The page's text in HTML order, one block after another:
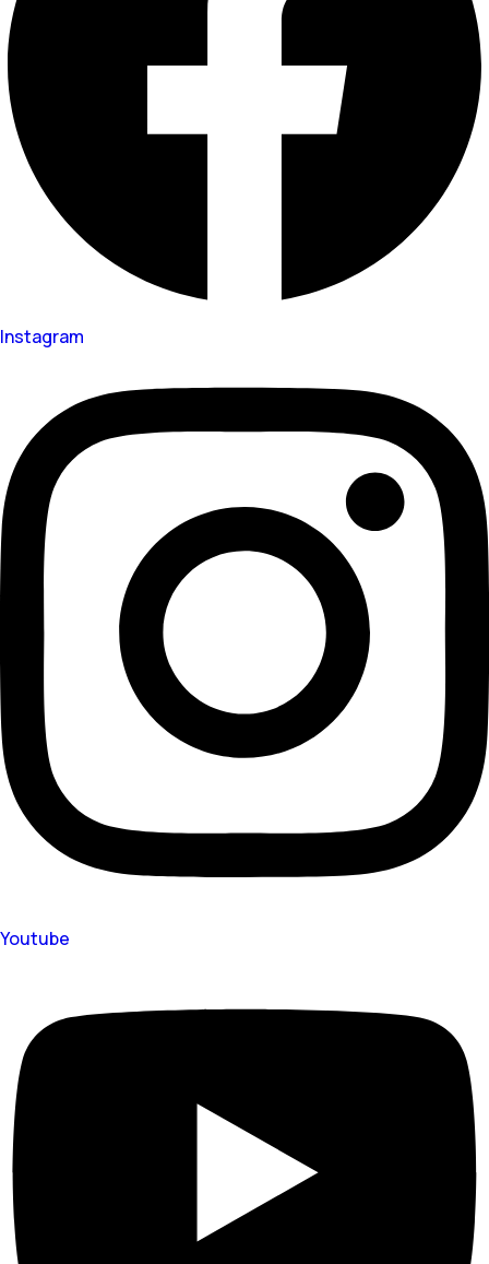
Instagram
Youtube